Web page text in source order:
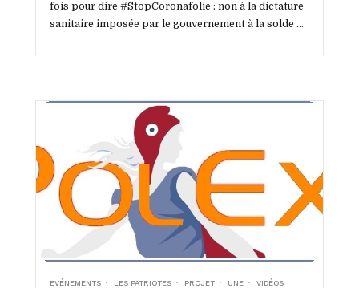
fois pour dire #StopCoronafolie : non à la dictature
sanitaire imposée par le gouvernement à la solde de
EVÉNEMENTS LES PATRIOTES PROJET UNE
VIDÉOS